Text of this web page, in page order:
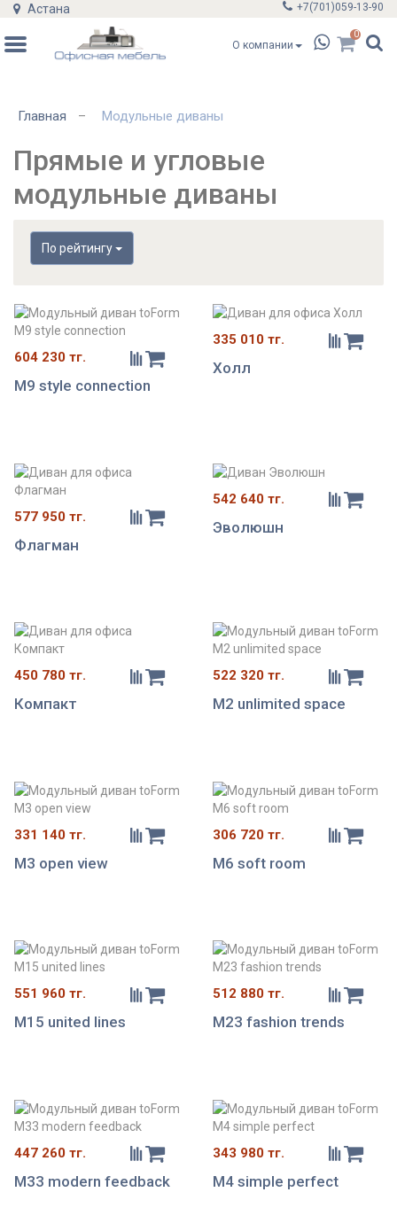
Астана +7(701)059-13-90
О компании
0
Главная – Модульные диваны
Прямые и угловые
модульные диваны
По рейтингу
604 230 тг.
M9 style connection
335 010 тг.
Холл
577 950 тг.
Флагман
542 640 тг.
Эволюшн
450 780 тг.
Компакт
522 320 тг.
M2 unlimited space
331 140 тг.
M3 open view
306 720 тг.
M6 soft room
551 960 тг.
M15 united lines
512 880 тг.
М23 fashion trends
447 260 тг.
М33 modern feedback
343 980 тг.
M4 simple perfect